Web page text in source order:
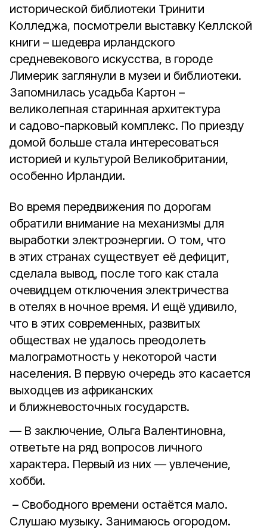
исторической библиотеки Тринити
Колледжа, посмотрели выставку Келлской
книги – шедевра ирландского
средневекового искусства, в городе
Лимерик заглянули в музеи и библиотеки.
Запомнилась усадьба Картон –
великолепная старинная архитектура
и садово-парковый комплекс. По приезду
домой больше стала интересоваться
историей и культурой Великобритании,
особенно Ирландии.
Во время передвижения по дорогам
обратили внимание на механизмы для
выработки электроэнергии. О том, что
в этих странах существует её дефицит,
сделала вывод, после того как стала
очевидцем отключения электричества
в отелях в ночное время. И ещё удивило,
что в этих современных, развитых
обществах не удалось преодолеть
малограмотность у некоторой части
населения. В первую очередь это касается
выходцев из африканских
и ближневосточных государств.
— В заключение, Ольга Валентиновна,
ответьте на ряд вопросов личного
характера. Первый из них — увлечение,
хобби.
– Свободного времени остаётся мало.
Слушаю музыку. Занимаюсь огородом.